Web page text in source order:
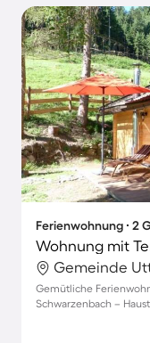
Ferienwohnung ∙ 2
Gemeinde
Gemütliche
Schwarzenbach –